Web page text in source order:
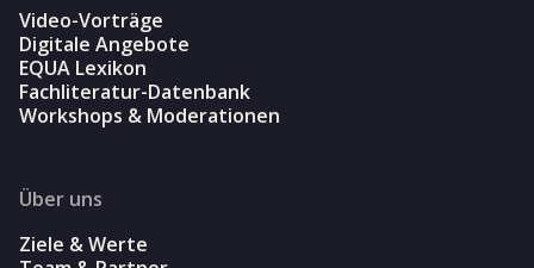
Video-Vorträge
Digitale Angebote
EQUA Lexikon
Fachliteratur-Datenbank
Workshops & Moderationen
Über uns
Ziele & Werte